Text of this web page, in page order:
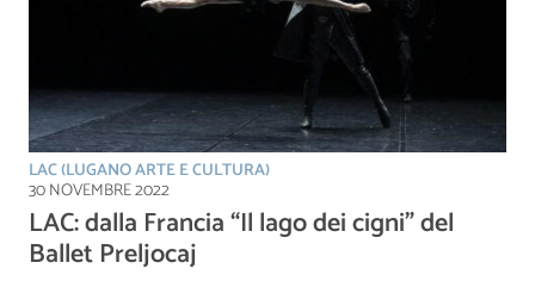
LAC (LUGANO ARTE E CULTURA)
30 NOVEMBRE 2022
LAC: dalla Francia “Il lago dei cigni” del
Ballet Preljocaj